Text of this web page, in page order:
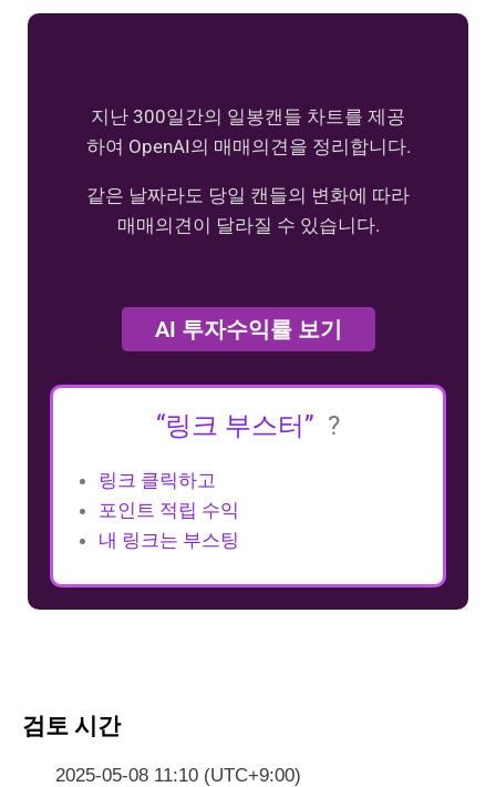
지난 300일간의 일봉캔들 차트를 제공
하여 OpenAI의 매매의견을 정리합니다.
같은 날짜라도 당일 캔들의 변화에 따라
매매의견이 달라질 수 있습니다.
AI 투자수익률 보기
“링크 부스터” ?
링크 클릭하고
포인트 적립 수익
내 링크는 부스팅
검토 시간
2025-05-08 11:10 (UTC+9:00)